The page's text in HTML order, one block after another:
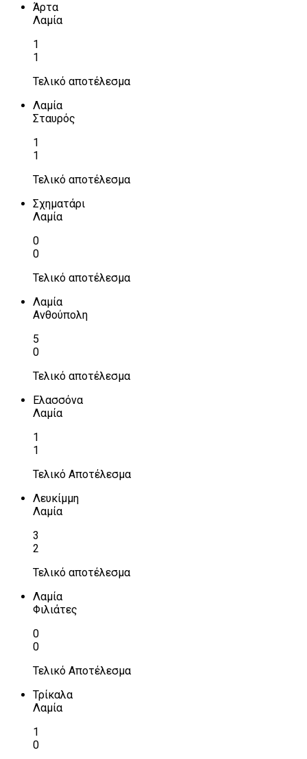
Άρτα
Λαμία
1
1
Τελικό αποτέλεσμα
Λαμία
Σταυρός
1
1
Τελικό αποτέλεσμα
Σχηματάρι
Λαμία
0
0
Τελικό αποτέλεσμα
Λαμία
Ανθούπολη
5
0
Τελικό αποτέλεσμα
Ελασσόνα
Λαμία
1
1
Τελικό Αποτέλεσμα
Λευκίμμη
Λαμία
3
2
Τελικό αποτέλεσμα
Λαμία
Φιλιάτες
0
0
Τελικό Αποτέλεσμα
Τρίκαλα
Λαμία
1
0